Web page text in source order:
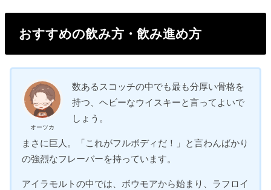
おすすめの飲み方・飲み進め方
オーツカ
数あるスコッチの中でも最も分厚い骨格を
持つ、ヘビーなウイスキーと言ってよいで
しょう。
まさに巨人。「これがフルボディだ！」と言わんばかり
の強烈なフレーバーを持っています。
アイラモルトの中では、ボウモアから始まり、ラフロイ